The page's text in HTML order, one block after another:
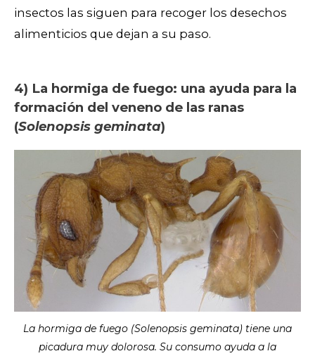
insectos las siguen para recoger los desechos
alimenticios que dejan a su paso.
4) La hormiga de fuego: una ayuda para la
formación del veneno de las ranas
(Solenopsis geminata)
La hormiga de fuego (Solenopsis geminata) tiene una
picadura muy dolorosa. Su consumo ayuda a la